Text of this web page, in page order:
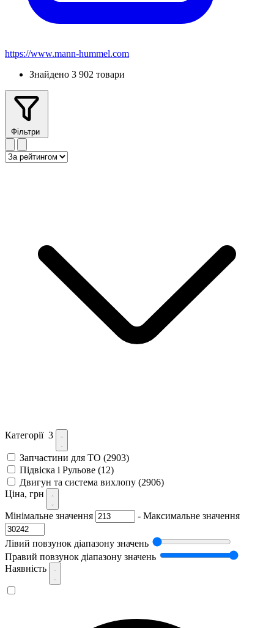
https://www.mann-hummel.com
Знайдено 3 902 товари
Фільтри
Категорії 3
Запчастини для ТО (2903)
Підвіска і Рульове (12)
Двигун та система вихлопу (2906)
Ціна, грн
Мінімальне значення - Максимальне значення
Лівий повзунок діапазону значень
Правий повзунок діапазону значень
Наявність